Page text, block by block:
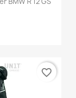
favorite_border